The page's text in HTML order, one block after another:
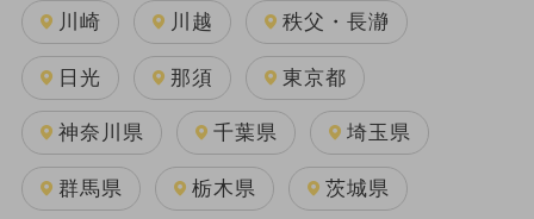
川崎 川越 秩父・長瀞
日光 那須 東京都
神奈川県 千葉県 埼玉県
群馬県 栃木県 茨城県